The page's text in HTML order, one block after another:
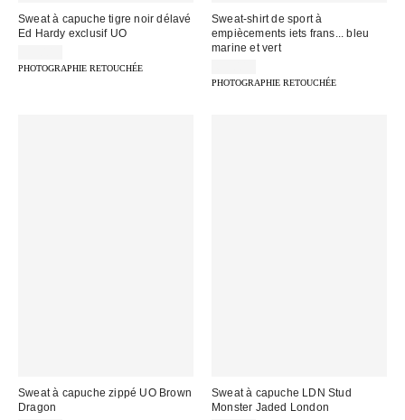
Sweat à capuche tigre noir délavé
Ed Hardy exclusif UO
PHOTOGRAPHIE RETOUCHÉE
Sweat-shirt de sport à
empiècements iets frans... bleu
marine et vert
PHOTOGRAPHIE RETOUCHÉE
Sweat à capuche zippé UO Brown
Dragon
Sweat à capuche LDN Stud
Monster Jaded London